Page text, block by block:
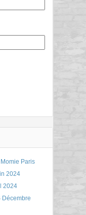
Paris
2024
2024
Décembre